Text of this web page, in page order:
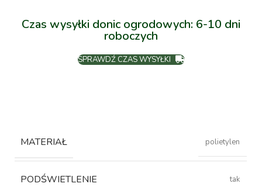
Czas wysyłki donic ogrodowych: 6-10 dni
roboczych
SPRAWDŹ CZAS WYSYŁKI
MATERIAŁ polietylen
PODŚWIETLENIE tak